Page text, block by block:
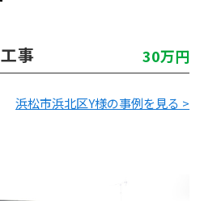
事 30万円
浜松市浜北区Y様の事例を見る >